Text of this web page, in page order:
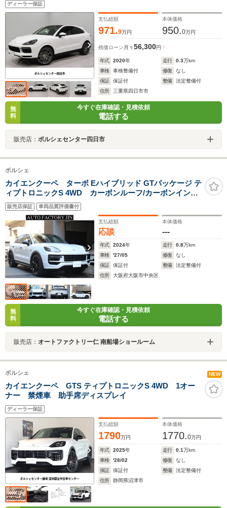
ディーラー保証
支払総額
971.9万円
本体価格
950.0万円
残価ローン 月々56,300円
年式 2020年 走行 0.3万km
車検
車検整備付 修復
なし
保証
保証付 整備
法定整備付
住所
三重県四日市市
無
料
今すぐ在庫確認・見積依頼
電話する
販売店： ポルシェセンター四日市
ポルシェ
カイエンクーペ ターボ Eハイブリッド GTパッケージ テ
ィプトロニックS 4WD カーボンルーフ/カーボンインテ
リア/PCCB/BOSEサウンド/PDCC/スポーツエキゾース
ト/GTデザイン22インチAW/ブラックレザー/スポーツクロ
ノ/リアアクスル/パッセンジャーディスプレイ/ナイトビュ
ーアシスト/有償カラー
販売店保証 車両品質評価書付
支払総額
応談
本体価格
---
年式 2024年 走行 0.8万km
車検
'27/05 修復
なし
保証
保証付 整備
法定整備付
住所
大阪府大阪市中央区
無
料
今すぐ在庫確認・見積依頼
電話する
販売店： オートファクトリー仁 南船場ショールーム
ポルシェ NEW
カイエンクーペ GTS ティプトロニックS 4WD 1オー
ナー 禁煙車 助手席ディスプレイ
ディーラー保証
支払総額
1790万円
本体価格
1770.0万円
年式 2025年 走行 0.1万km
車検
'28/02 修復
なし
保証
保証付 整備
法定整備付
住所
静岡県沼津市